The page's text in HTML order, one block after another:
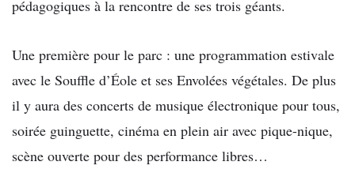
pédagogiques à la rencontre de ses trois géants.
Une première pour le parc : une programmation estivale
avec le Souffle d’Éole et ses Envolées végétales. De plus
il y aura des concerts de musique électronique pour tous,
soirée guinguette, cinéma en plein air avec pique-nique,
scène ouverte pour des performance libres…